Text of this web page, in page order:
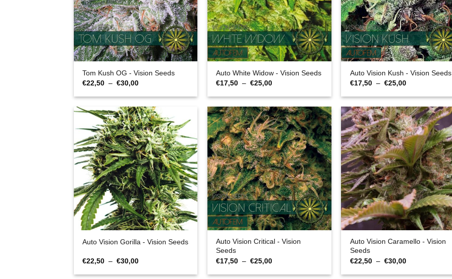
Tom Kush OG - Vision Seeds
€22,50 – €30,00Plage
prix :
à
€30,00
Auto White Widow - Vision Seeds
€17,50 – €25,00Plage
prix :
à
€25,00
Auto Vision Kush - Vision Seeds
€17,50 – €25,00Plage
prix :
à
€25,00
Auto Vision Gorilla - Vision Seeds
€22,50 – €30,00Plage
prix :
Auto Vision Critical - Vision
Seeds
€17,50 – €25,00Plage
prix :
Auto Vision Caramello - Vision
Seeds
€22,50 – €30,00Plage
prix :